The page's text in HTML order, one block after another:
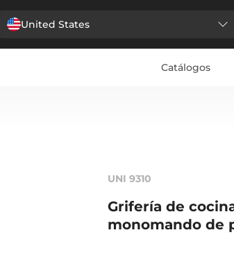
United States
Catálogos
UNI 9310
Grifería de
monomando de